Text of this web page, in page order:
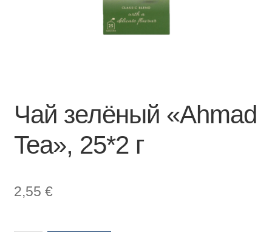
Чай зелёный «Ahmad
Tea», 25*2 г
2,55 €